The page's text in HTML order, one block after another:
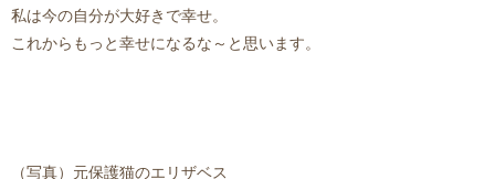
私は今の自分が大好きで幸せ。
これからもっと幸せになるな～と思います。
（写真）元保護猫のエリザベス